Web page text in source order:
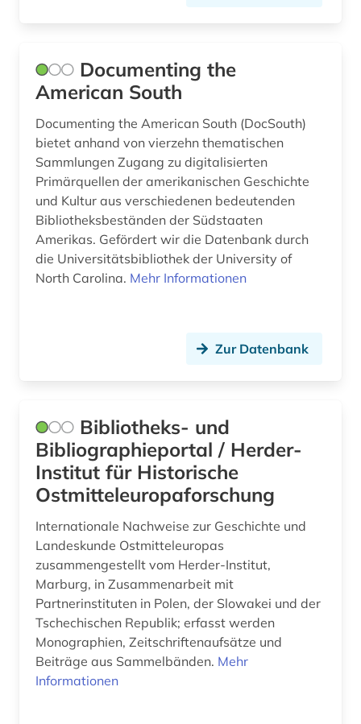
deutsche film gmbh (1)
deutsche gesellschaft für soziologie (1)
deutsche ostgebiete (1)
deutscher einwanderer (1)
deutscher gewerkschaftsbund (1)
deutsches sprachgebiet (10)
deutschland (49)
deutschland &amp;lt ddr&amp;gt (1)
zone&amp;gt (1)
deutschland (bundesrepublik) (2)
deutschland (ddr) (4)
deutschland ddr (1)
Documenting the
American South
Documenting the American South (DocSouth)
bietet anhand von vierzehn thematischen
Sammlungen Zugang zu digitalisierten
Primärquellen der amerikanischen Geschichte
und Kultur aus verschiedenen bedeutenden
Bibliotheksbeständen der Südstaaten
Amerikas. Gefördert wir die Datenbank durch
die Universitätsbibliothek der University of
North Carolina. Mehr Informationen
Zur Datenbank
Bibliotheks- und
Bibliographieportal / Herder-
Institut für Historische
Ostmitteleuropaforschung
Internationale Nachweise zur Geschichte und
Landeskunde Ostmitteleuropas
zusammengestellt vom Herder-Institut,
Marburg, in Zusammenarbeit mit
Partnerinstituten in Polen, der Slowakei und der
Tschechischen Republik; erfasst werden
Monographien, Zeitschriftenaufsätze und
Beiträge aus Sammelbänden. Mehr
Informationen